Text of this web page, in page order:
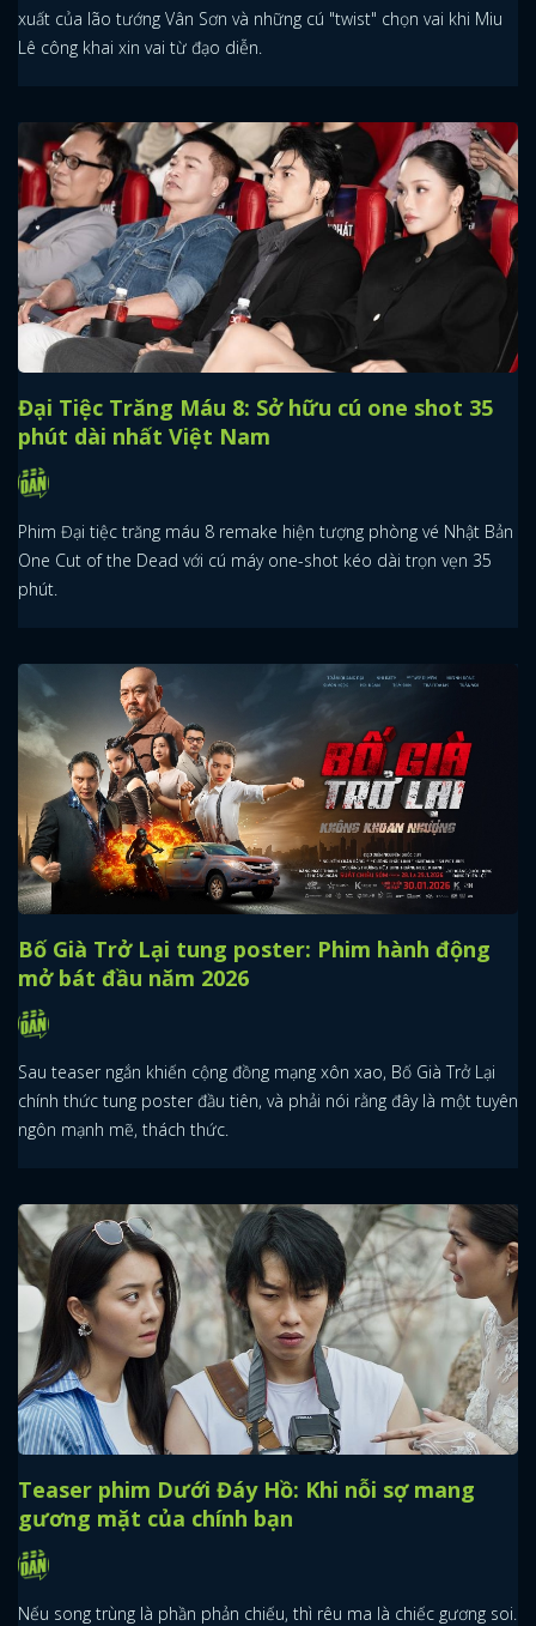
xuất của lão tướng Vân Sơn và những cú "twist" chọn vai khi Miu
Lê công khai xin vai từ đạo diễn.
Đại Tiệc Trăng Máu 8: Sở hữu cú one shot 35
phút dài nhất Việt Nam
Phim Đại tiệc trăng máu 8 remake hiện tượng phòng vé Nhật Bản
One Cut of the Dead với cú máy one-shot kéo dài trọn vẹn 35
phút.
Bố Già Trở Lại tung poster: Phim hành động
mở bát đầu năm 2026
Sau teaser ngắn khiến cộng đồng mạng xôn xao, Bố Già Trở Lại
chính thức tung poster đầu tiên, và phải nói rằng đây là một tuyên
ngôn mạnh mẽ, thách thức.
Teaser phim Dưới Đáy Hồ: Khi nỗi sợ mang
gương mặt của chính bạn
Nếu song trùng là phần phản chiếu, thì rêu ma là chiếc gương soi.